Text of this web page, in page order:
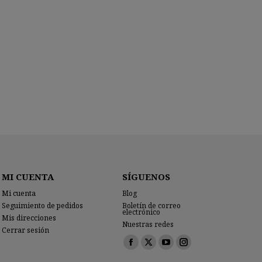
MI CUENTA
Mi cuenta
Seguimiento de pedidos
Mis direcciones
Cerrar sesión
SÍGUENOS
Blog
Boletín de correo
electrónico
Nuestras redes
Encuéntranos en:
Facebook
X
YouTubeInstagram